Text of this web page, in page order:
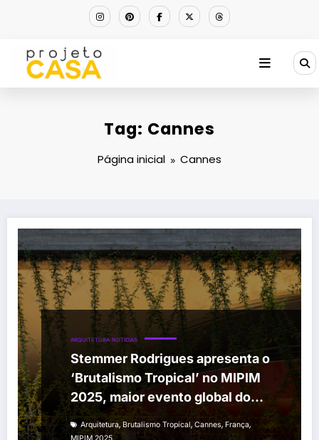
Tag: Cannes
Página inicial Cannes
ARQUITETURA NOTÍCIAS
Stemmer Rodrigues apresenta o
‘Brutalismo Tropical’ no MIPIM
2025, maior evento global do
setor imobiliário
Arquitetura, Brutalismo Tropical, Cannes, França,